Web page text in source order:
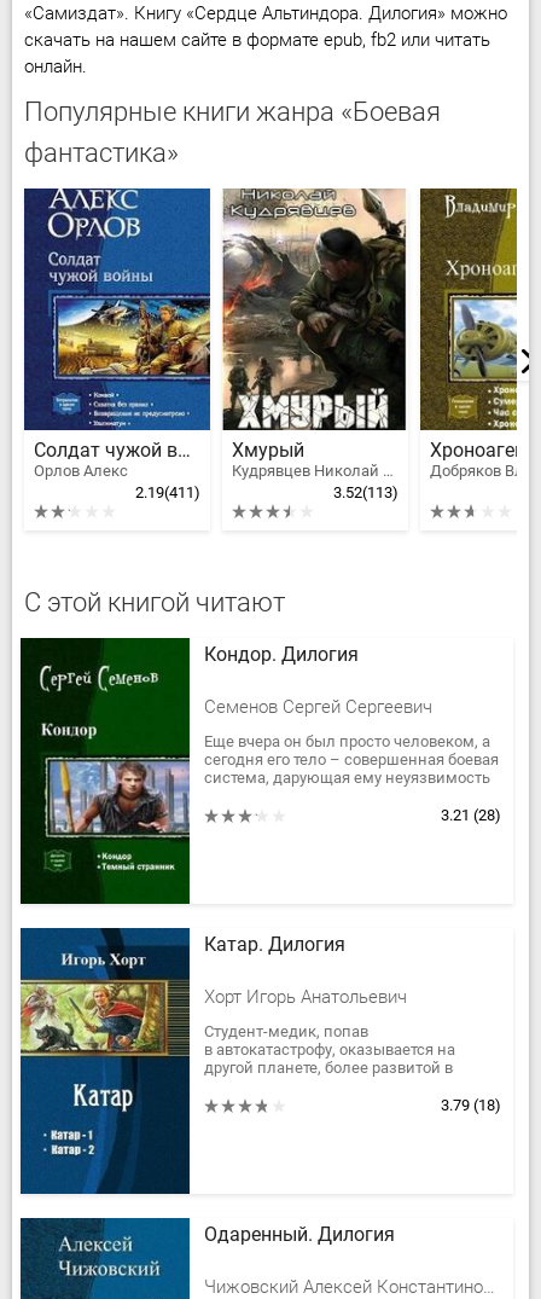
«Самиздат». Книгу «Сердце Альтиндора. Дилогия» можно
скачать на нашем сайте в формате epub, fb2 или читать
онлайн.
Популярные книги жанра «Боевая
фантастика»
Солдат чужой войны
Орлов Алекс
2.19(411)
Хмурый
Кудрявцев Николай Федорович
3.52(113)
С этой книгой читают
Кондор. Дилогия
Семенов Сергей Сергеевич
Еще вчера он был просто человеком, а
сегодня его тело – совершенная боевая
система, дарующая ему неуязвимость
его следу уже идут...
3.21 (28)
Катар. Дилогия
Хорт Игорь Анатольевич
Студент-медик, попав
в автокатастрофу, оказывается на
другой планете, более развитой в
становится профессиональным3.79 (18)
Одаренный. Дилогия
Чижовский Алексей Константинович